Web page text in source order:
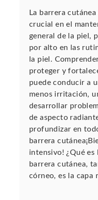
La barrera cutánea
crucial en el
general de la piel,
por alto en las
la piel.
proteger y
puede conducir a
menos irritación,
desarrollar
de aspecto
profundizar en
barrera
intensivo! ¿Qué es
barrera cutánea,
córneo, es la capa